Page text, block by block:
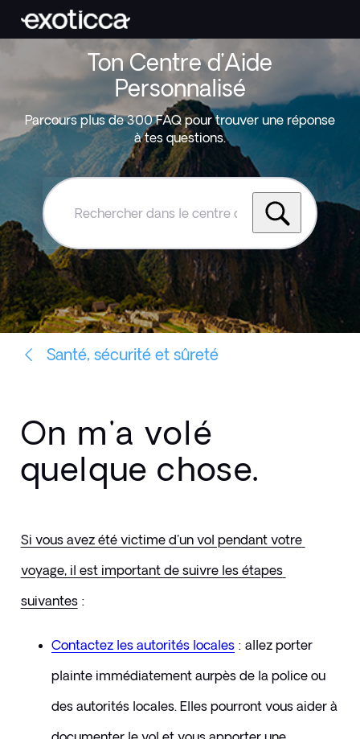
Ton Centre d’Aide
Personnalisé
Parcours plus de 300 FAQ pour trouver une réponse
à tes questions.
Rechercher
le
centre
d'aide
Exoticca
Santé, sécurité et sûreté
On m'a volé
quelque chose.
Si vous avez été victime d'un vol pendant votre
voyage, il est important de suivre les étapes
suivantes :
Contactez les autorités locales : allez porter
plainte immédiatement aurpès de la police ou
des autorités locales. Elles pourront vous aider à